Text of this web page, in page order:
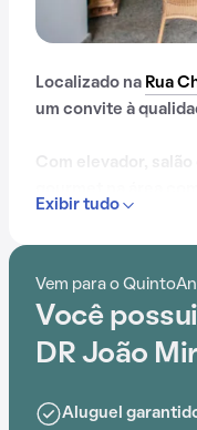
Localizado na Rua
um convite à
SEB COC, Cultura
Primeiros Passos e
acessível para os
Exibir tudo
Vem para o
Você
DR João
Aluguel